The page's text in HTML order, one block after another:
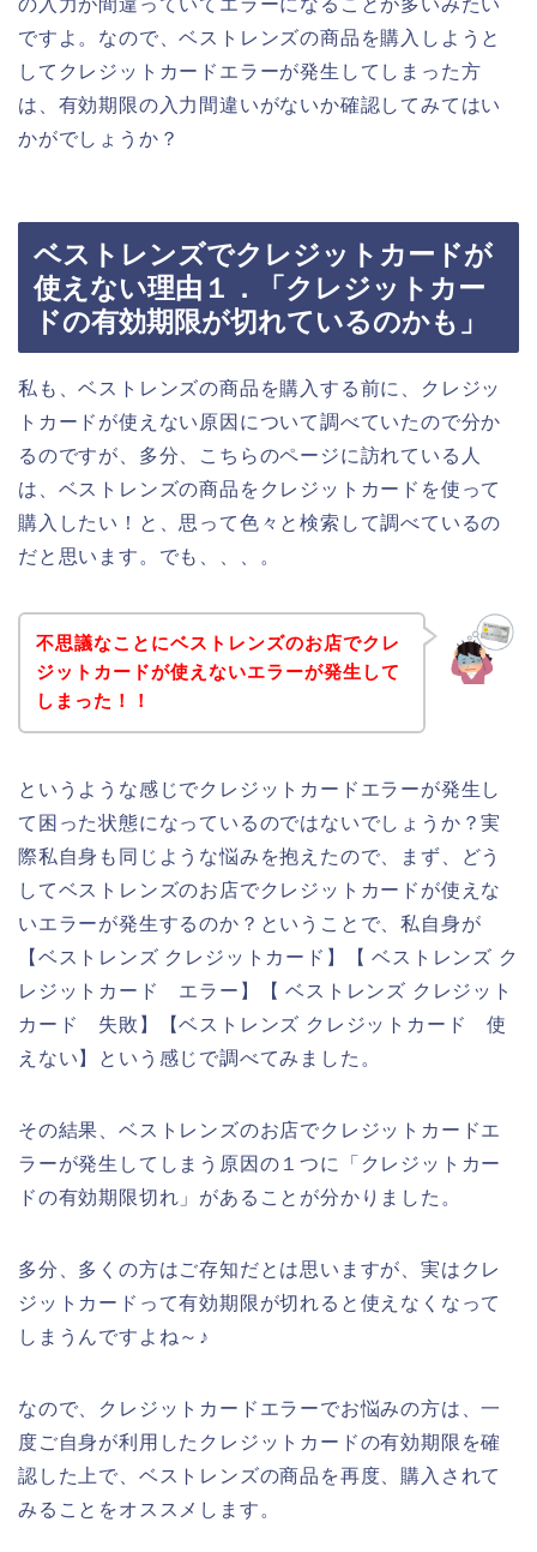
の入力が間違っていてエラーになることが多いみたい
ですよ。なので、ベストレンズの商品を購入しようと
してクレジットカードエラーが発生してしまった方
は、有効期限の入力間違いがないか確認してみてはい
かがでしょうか？
ベストレンズでクレジットカードが
使えない理由１．「クレジットカー
ドの有効期限が切れているのかも」
私も、ベストレンズの商品を購入する前に、クレジッ
トカードが使えない原因について調べていたので分か
るのですが、多分、こちらのページに訪れている人
は、ベストレンズの商品をクレジットカードを使って
購入したい！と、思って色々と検索して調べているの
だと思います。でも、、、。
不思議なことにベストレンズのお店でクレ
ジットカードが使えないエラーが発生して
しまった！！
というような感じでクレジットカードエラーが発生し
て困った状態になっているのではないでしょうか？実
際私自身も同じような悩みを抱えたので、まず、どう
してベストレンズのお店でクレジットカードが使えな
いエラーが発生するのか？ということで、私自身が
【ベストレンズ クレジットカード】【 ベストレンズ ク
レジットカード エラー】【 ベストレンズ クレジット
カード 失敗】【ベストレンズ クレジットカード 使
えない】という感じで調べてみました。
その結果、ベストレンズのお店でクレジットカードエ
ラーが発生してしまう原因の１つに「クレジットカー
ドの有効期限切れ」があることが分かりました。
多分、多くの方はご存知だとは思いますが、実はクレ
ジットカードって有効期限が切れると使えなくなって
しまうんですよね～♪
なので、クレジットカードエラーでお悩みの方は、一
度ご自身が利用したクレジットカードの有効期限を確
認した上で、ベストレンズの商品を再度、購入されて
みることをオススメします。